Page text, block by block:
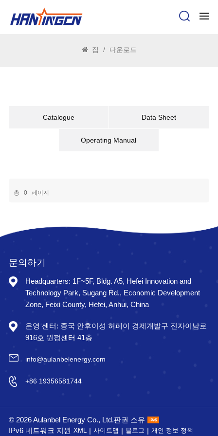
집 / 다운로드
Catalogue Data Sheet
Operating Manual
총 0 페이지
문의하기
Headquarters: 1F~5F, Bldg. A5, Hefei Innovation and
Technology Park, Sugang Rd., Economic Development
Zone, Feixi County, Hefei, Anhui, China
운영 센터: 중국 안후이성 허페이 경제개발구 진자이남로
916호 원펑센터 41층
info@aulanbelenergy.com
+86 19356581744
© 2026 Aulanbel Energy Co., Ltd.판권 소유
IPv6 네트워크 지원 XML | 사이트맵 | 블로그 | 개인 정보 정책